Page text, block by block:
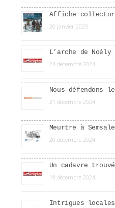
Affiche
20 janvier 2025
L’arche de Noély
24 décembre 2024
Nous défendons
21 décembre 2024
Meurtre à
20 décembre 2024
Un cadavre
19 décembre 2024
Intrigues